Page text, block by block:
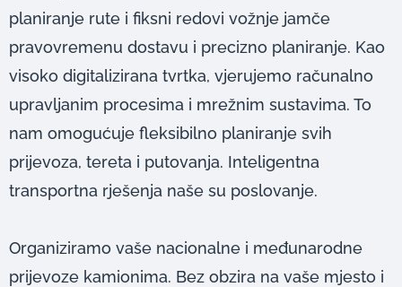
planiranje rute i fiksni redovi vožnje jamče
pravovremenu dostavu i precizno planiranje. Kao
visoko digitalizirana tvrtka, vjerujemo računalno
upravljanim procesima i mrežnim sustavima. To
nam omogućuje fleksibilno planiranje svih
prijevoza, tereta i putovanja. Inteligentna
transportna rješenja naše su poslovanje.
Organiziramo vaše nacionalne i međunarodne
prijevoze kamionima. Bez obzira na vaše mjesto i